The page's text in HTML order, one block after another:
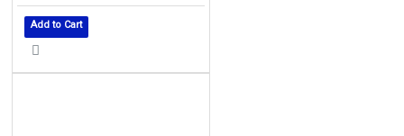
Add to Cart